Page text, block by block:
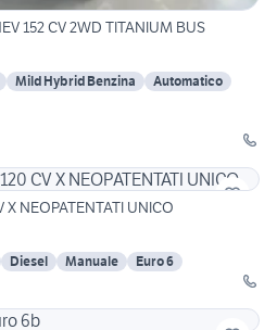
152 CV 2WD TITANIUM BUS
Mild Hybrid Benzina
Automatico
X NEOPATENTATI UNICO
Diesel Manuale
Euro 6